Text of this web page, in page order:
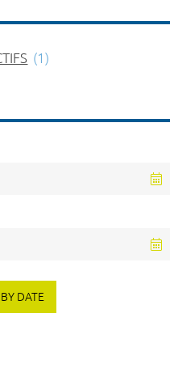
(1)
DATE